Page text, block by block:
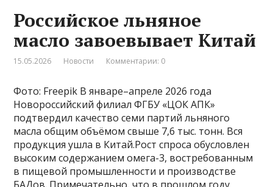
Российское льняное
масло завоевывает Китай
15.05.2026 Новости Комментарии: 0
Фото: Freepik В январе–апреле 2026 года
Новороссийский филиал ФГБУ «ЦОК АПК»
подтвердил качество семи партий льняного
масла общим объёмом свыше 7,6 тыс. тонн. Вся
продукция ушла в Китай.Рост спроса обусловлен
высоким содержанием омега-3, востребованным
в пищевой промышленности и производстве